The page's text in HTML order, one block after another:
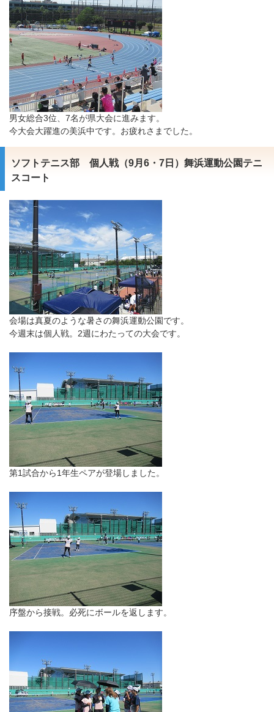
男女総合3位、7名が県大会に進みます。
今大会大躍進の美浜中です。お疲れさまでした。
ソフトテニス部 個人戦（9月6・7日）舞浜運動公園テニ
スコート
会場は真夏のような暑さの舞浜運動公園です。
今週末は個人戦。2週にわたっての大会です。
第1試合から1年生ペアが登場しました。
序盤から接戦。必死にボールを返します。